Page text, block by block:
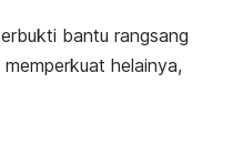
bantu rangsang
helainya,